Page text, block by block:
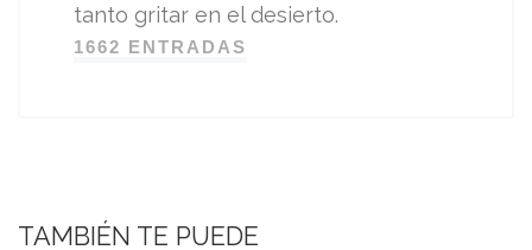
tanto gritar en el desierto.
1662 ENTRADAS
TAMBIÉN TE PUEDE